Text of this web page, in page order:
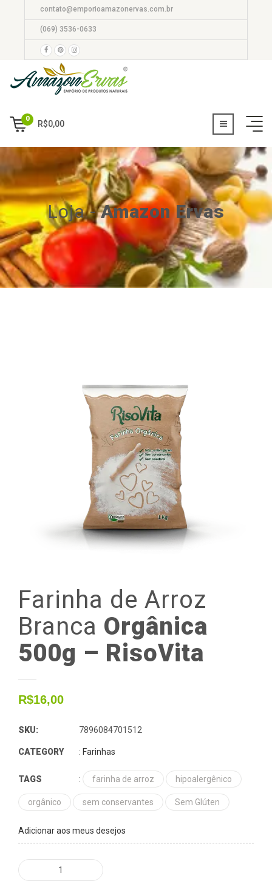
contato@emporioamazonervas.com.br
(069) 3536-0633
0
R$0,00
Loja -Amazon Ervas
Farinha de Arroz
Branca Orgânica
500g – RisoVita
R$16,00
SKU: 7896084701512
CATEGORY : Farinhas
TAGS : farinha de arroz hipoalergênico
orgânico sem conservantes Sem Glúten
Adicionar aos meus desejos